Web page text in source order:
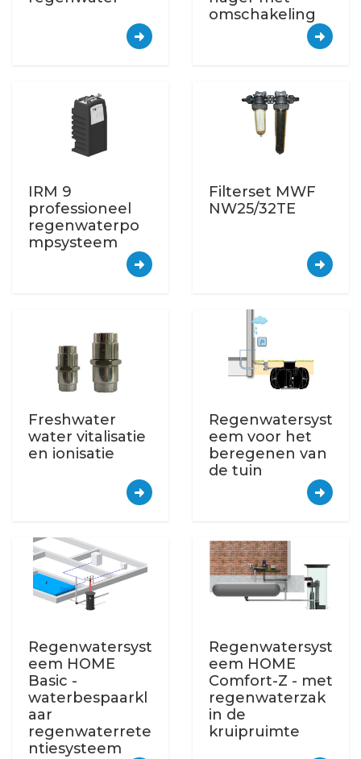
omschakeling
IRM 9
professioneel
regenwaterpo
mpsysteem
Filterset MWF
NW25/32TE
Freshwater
water vitalisatie
en ionisatie
Regenwatersyst
eem voor het
beregenen van
de tuin
Regenwatersyst
eem HOME
Basic -
waterbespaarkl
aar
regenwaterrete
ntiesysteem
Regenwatersyst
eem HOME
Comfort-Z - met
regenwaterzak
in de
kruipruimte